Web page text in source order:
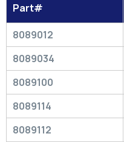
Part#
8089012
8089034
8089100
8089114
8089112